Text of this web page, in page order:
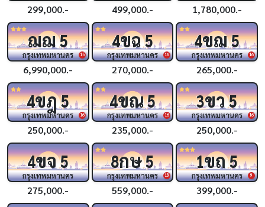
299,000.- 499,000.- 1,780,000.-
15
ฌฌ5
กรุงเทพมหานคร
6,990,000.-
16
4ขฉ5
กรุงเทพมหานคร
270,000.-
16
4ขฌ5
กรุงเทพมหานคร
265,000.-
16
4ขฎ5
กรุงเทพมหานคร
250,000.-
16
4ขณ5
กรุงเทพมหานคร
235,000.-
16
3ขว5
กรุงเทพมหานคร
250,000.-
4ขจ5
กรุงเทพมหานคร
275,000.-
18
8กษ5
กรุงเทพมหานคร
559,000.-
9
1ขถ5
กรุงเทพมหานคร
399,000.-